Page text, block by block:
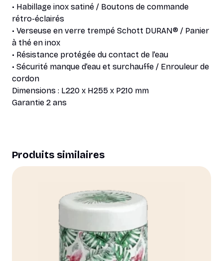
• Habillage inox satiné / Boutons de commande
rétro-éclairés
• Verseuse en verre trempé Schott DURAN® / Panier
à thé en inox
• Résistance protégée du contact de l’eau
• Sécurité manque d’eau et surchauffe / Enrouleur de
cordon
Dimensions : L220 x H255 x P210 mm
Garantie 2 ans
Produits similaires